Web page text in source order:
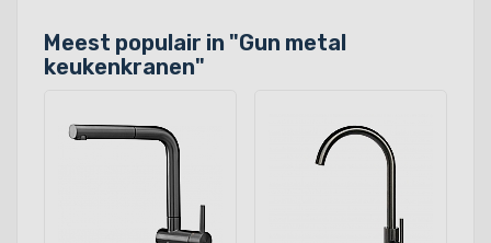
Meest populair in "Gun metal
keukenkranen"